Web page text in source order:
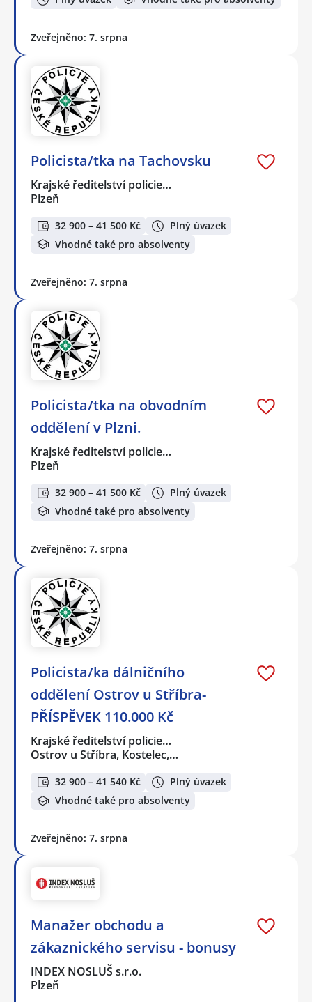
Zveřejněno: 7. srpna
Policista/tka na Tachovsku
Krajské ředitelství policie…
Plzeň
32 900 – 41 500 Kč
Plný úvazek
Vhodné také pro absolventy
Zveřejněno: 7. srpna
Policista/tka na obvodním
oddělení v Plzni.
Krajské ředitelství policie…
Plzeň
32 900 – 41 500 Kč
Plný úvazek
Vhodné také pro absolventy
Zveřejněno: 7. srpna
Policista/ka dálničního
oddělení Ostrov u Stříbra-
PŘÍSPĚVEK 110.000 Kč
Krajské ředitelství policie…
Ostrov u Stříbra, Kostelec,…
32 900 – 41 540 Kč
Plný úvazek
Vhodné také pro absolventy
Zveřejněno: 7. srpna
Manažer obchodu a
zákaznického servisu - bonusy
INDEX NOSLUŠ s.r.o.
Plzeň